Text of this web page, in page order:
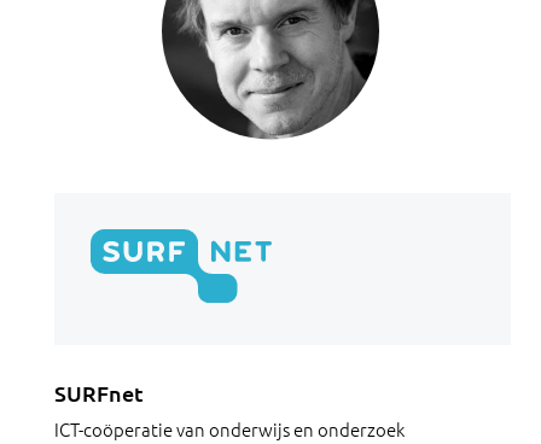
SURFnet
ICT-coöperatie van onderwijs en onderzoek